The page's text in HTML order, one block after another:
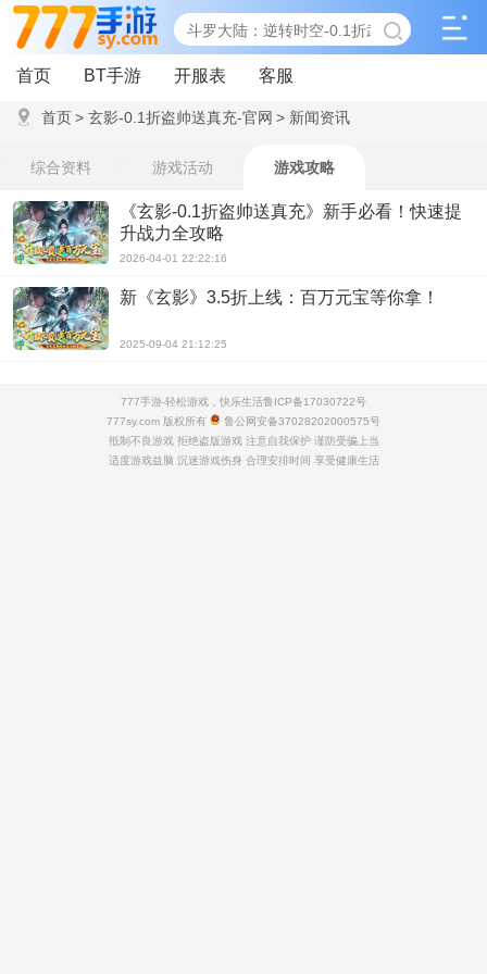
首页 BT手游 开服表 客服
首页> 玄影-0.1折盗帅送真充-官网 > 新闻资讯
综合资料 游戏活动 游戏攻略
《玄影-0.1折盗帅送真充》新手必看！快速提
升战力全攻略
2026-04-01 22:22:16
新《玄影》3.5折上线：百万元宝等你拿！
2025-09-04 21:12:25
777手游-轻松游戏，快乐生活鲁ICP备17030722号
777sy.com 版权所有
鲁公网安备37028202000575号
抵制不良游戏 拒绝盗版游戏 注意自我保护 谨防受骗上当
适度游戏益脑 沉迷游戏伤身 合理安排时间 享受健康生活